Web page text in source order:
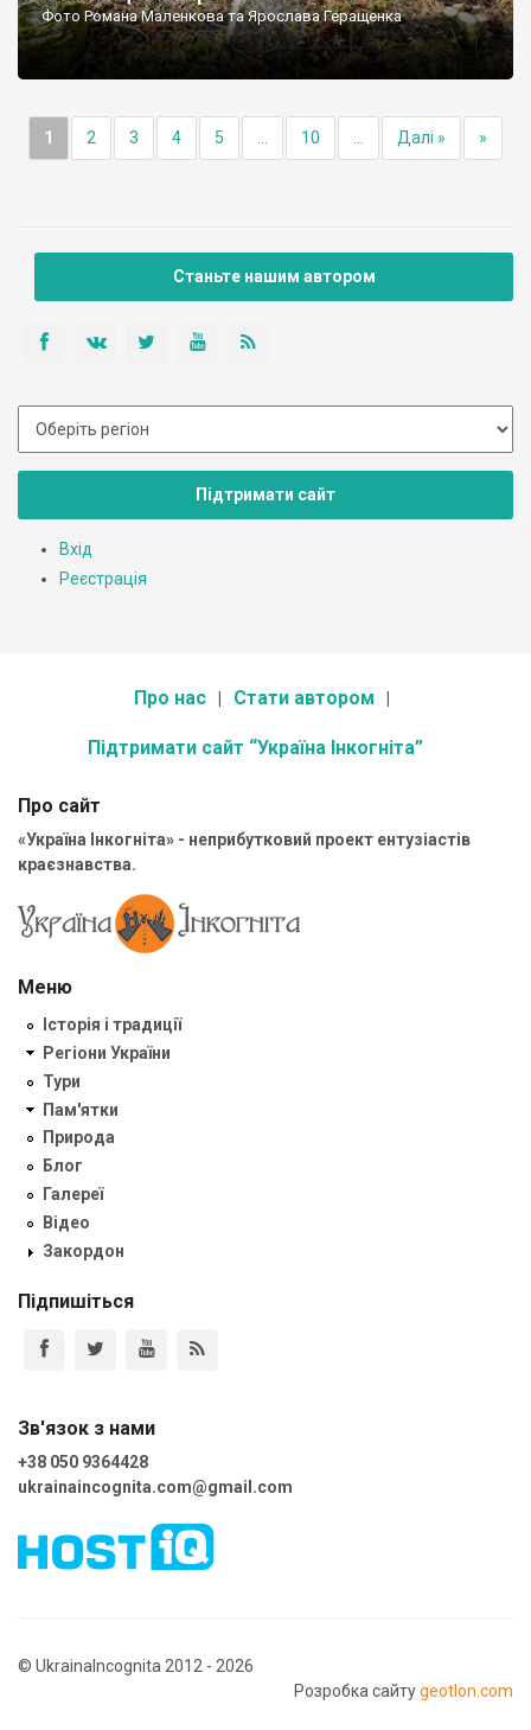
Фото Романа Маленкова та Ярослава Геращенка
1 2 3 4 5 10 Далі » »
Станьте нашим автором
Підтримати сайт
Вхід
Реєстрація
Про нас Стати автором
Підтримати сайт “Україна Інкогніта”
Про сайт
«Україна Інкогніта» - неприбутковий проект ентузіастів
краєзнавства.
Меню
Історія і традиції
Регіони України
Тури
Пам'ятки
Природа
Блог
Галереї
Відео
Закордон
Підпишіться
Зв'язок з нами
+38 050 9364428
ukrainaincognita.com@gmail.com
© UkrainaIncognita 2012 - 2026
Розробка сайтуgeotlon.com